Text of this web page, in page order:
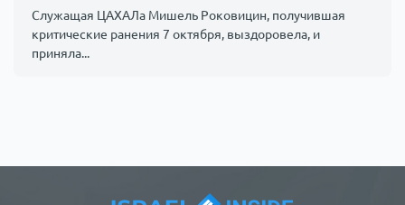
Служащая ЦАХАЛа Мишель Роковицин, получившая
критические ранения 7 октября, выздоровела, и
приняла...